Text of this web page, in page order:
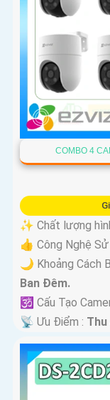
COMBO 4
✨ Chất lượng
👍 Công Nghệ Sử
🌙 Khoảng Cách
Ban Ðêm.
🕉️ Cấu Tạo
️📡 Ưu Điểm : Thu